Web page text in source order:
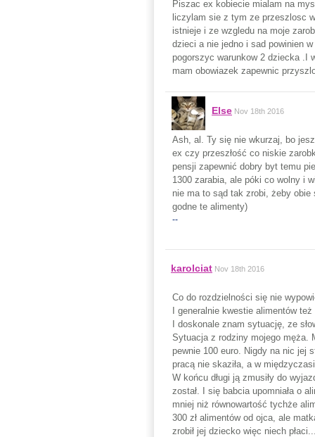
Piszac ex kobiecie mialam na
liczylam sie z tym ze przeszlosc
istnieje i ze wzgledu na moje
dzieci a nie jedno i sad powinien
pogorszyc warunkow 2 dziecka .I
mam obowiazek zapewnic
Else Nov 18th 2016
Ash, al. Ty się nie wkurzaj, bo
ex czy przeszłość co niskie
pensji zapewnić dobry byt temu
1300 zarabia, ale póki co wolny i
nie ma to sąd tak zrobi, żeby obie
godne te alimenty)
--
karolciat Nov 18th 2016
Co do rozdzielności się nie
I generalnie kwestie alimentów
I doskonale znam sytuację, ze
Sytuacja z rodziny mojego męża.
pewnie 100 euro. Nigdy na nic jej
pracą nie skaziła, a w
W końcu długi ją zmusiły do
został. I się babcia upomniała o
mniej niż równowartość tychże
300 zł alimentów od ojca, ale
zrobił jej dziecko więc niech